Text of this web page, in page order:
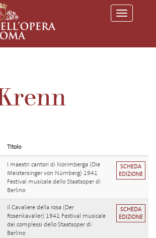
T
o
l
Titolo
I maestri cantori di Norimberga (Die
Meistersinger von Nürnberg) 1941
Festival musicale dello Staatsoper di
Berlino
SCHEDA
EDIZIONE
Il Cavaliere della rosa (Der
Rosenkavalier) 1941 Festival musicale
dei complessi dello Staatsoper di
Berlino
SCHEDA
EDIZIONE